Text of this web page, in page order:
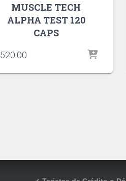
MUSCLE TECH
ALPHA TEST 120
CAPS
520.00